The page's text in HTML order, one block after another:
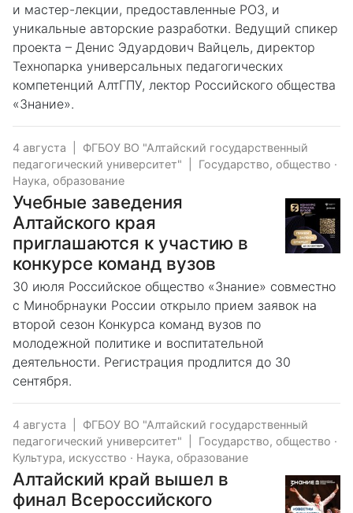
и мастер-лекции, предоставленные РОЗ, и
уникальные авторские разработки. Ведущий спикер
проекта – Денис Эдуардович Вайцель, директор
Технопарка универсальных педагогических
компетенций АлтГПУ, лектор Российского общества
«Знание».
4 августа
ФГБОУ ВО "Алтайский государственный
педагогический университет"
Государство, общество ·
Наука, образование
Учебные заведения
Алтайского края
приглашаются к участию в
конкурсе команд вузов
30 июля Российское общество «Знание» совместно
с Минобрнауки России открыло прием заявок на
второй сезон Конкурса команд вузов по
молодежной политике и воспитательной
деятельности. Регистрация продлится до 30
сентября.
4 августа
ФГБОУ ВО "Алтайский государственный
педагогический университет"
Государство, общество ·
Культура, искусство · Наука, образование
Алтайский край вышел в
финал Всероссийского